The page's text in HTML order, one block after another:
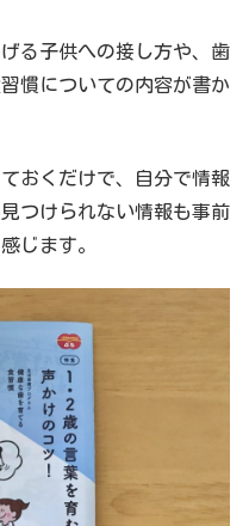
る子供への接し方や、歯
慣についての内容が書か
おくだけで、自分で情報
つけられない情報も事前
じます。